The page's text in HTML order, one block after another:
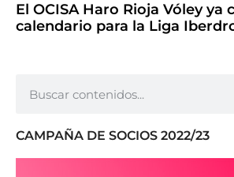
El OCISA Haro Rioja Vóley ya
calendario para la Liga
CAMPAÑA DE SOCIOS 2022/23